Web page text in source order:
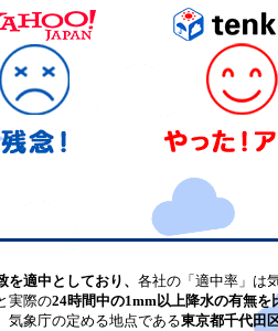
適中としており、 各社の「適中率」は
実際の24時間中の1mm以上降水の有無を
象庁の定める地点である東京都千代田